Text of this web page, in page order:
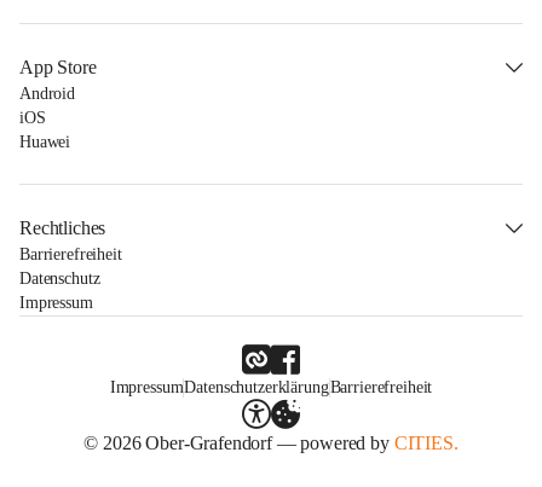
App Store
Android
iOS
Huawei
Rechtliches
Barrierefreiheit
Datenschutz
Impressum
ImpressumDatenschutzerklärungBarrierefreiheit
© 2026 Ober-Grafendorf — powered by CITIES.